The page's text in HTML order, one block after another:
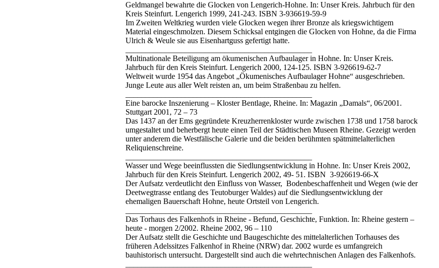
Geldmangel bewahrte die Glocken von Lengerich-Hohne. In: Unser Kreis. Jahrbuch für den
Kreis Steinfurt. Lengerich 1999, 241-243. ISBN 3-936619-59-9
Im Zweiten Weltkrieg wurden viele Glocken wegen ihrer Bronze als kriegswichtigem
Material eingeschmolzen. Diesem Schicksal entgingen die Glocken von Hohne, da die Firma
Ulrich & Weule sie aus Eisenhartguss gefertigt hatte.
Multinationale Beteiligung am ökumenischen Aufbaulager in Hohne. In: Unser Kreis.
Jahrbuch für den Kreis Steinfurt. Lengerich 2000, 124-125. ISBN 3-926619-62-7
Weltweit wurde 1954 das Angebot „Ökumenisches Aufbaulager Hohne“ ausgeschrieben.
Junge Leute aus aller Welt reisten an, um beim Straßenbau zu helfen.
Eine barocke Inszenierung – Kloster Bentlage, Rheine. In: Magazin „Damals“, 06/2001.
Stuttgart 2001, 72 – 73
Das 1437 an der Ems gegründete Kreuzherrenkloster wurde zwischen 1738 und 1758 barock
umgestaltet und beherbergt heute einen Teil der Städtischen Museen Rheine. Gezeigt werden
unter anderem die Westfälische Galerie und die beiden berühmten spätmittelalterlichen
Reliquienschreine.
Wasser und Wege beeinflussten die Siedlungsentwicklung in Hohne. In: Unser Kreis 2002,
Jahrbuch für den Kreis Steinfurt. Lengerich 2002, 49- 51. ISBN 3-926619-66-X
Der Aufsatz verdeutlicht den Einfluss von Wasser, Bodenbeschaffenheit und Wegen (wie der
Deetwegtrasse entlang des Teutoburger Waldes) auf die Siedlungsentwicklung der
ehemaligen Bauerschaft Hohne, heute Ortsteil von Lengerich.
Das Torhaus des Falkenhofs in Rheine - Befund, Geschichte, Funktion. In: Rheine gestern –
heute - morgen 2/2002. Rheine 2002, 96 – 110
Der Aufsatz stellt die Geschichte und Baugeschichte des mittelalterlichen Torhauses des
früheren Adelssitzes Falkenhof in Rheine (NRW) dar. 2002 wurde es umfangreich
bauhistorisch untersucht. Dargestellt sind auch die wehrtechnischen Anlagen des Falkenhofs.